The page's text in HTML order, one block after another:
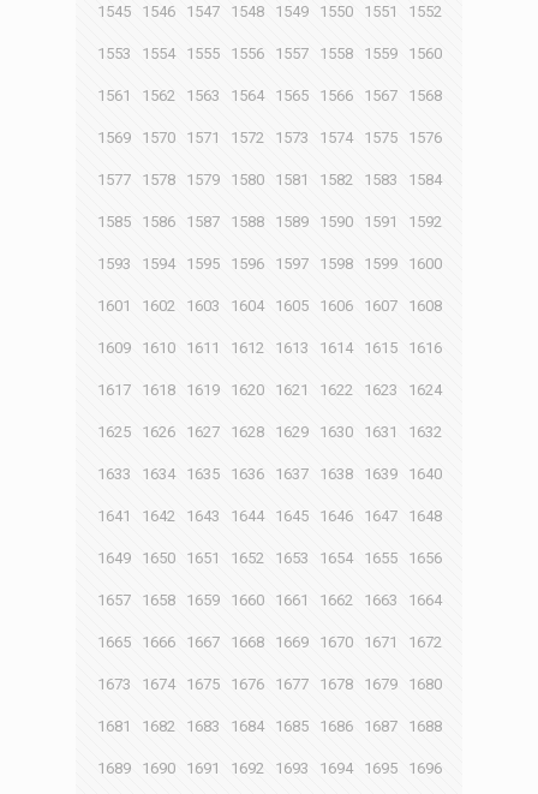
1545 1546 1547 1548 1549 1550 1551 1552
1553 1554 1555 1556 1557 1558 1559 1560
1561 1562 1563 1564 1565 1566 1567 1568
1569 1570 1571 1572 1573 1574 1575 1576
1577 1578 1579 1580 1581 1582 1583 1584
1585 1586 1587 1588 1589 1590 1591 1592
1593 1594 1595 1596 1597 1598 1599 1600
1601 1602 1603 1604 1605 1606 1607 1608
1609 1610 1611 1612 1613 1614 1615 1616
1617 1618 1619 1620 1621 1622 1623 1624
1625 1626 1627 1628 1629 1630 1631 1632
1633 1634 1635 1636 1637 1638 1639 1640
1641 1642 1643 1644 1645 1646 1647 1648
1649 1650 1651 1652 1653 1654 1655 1656
1657 1658 1659 1660 1661 1662 1663 1664
1665 1666 1667 1668 1669 1670 1671 1672
1673 1674 1675 1676 1677 1678 1679 1680
1681 1682 1683 1684 1685 1686 1687 1688
1689 1690 1691 1692 1693 1694 1695 1696